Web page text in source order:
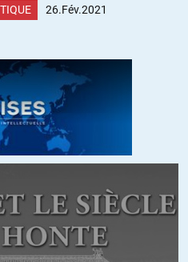
que le moindre « papillon » ne
c’est pour défendre la « sûreté de
grandement indignés
des politiques nationales mais
de la coercition des aspirations de
« calmer » les foules et
26.Fév.2021